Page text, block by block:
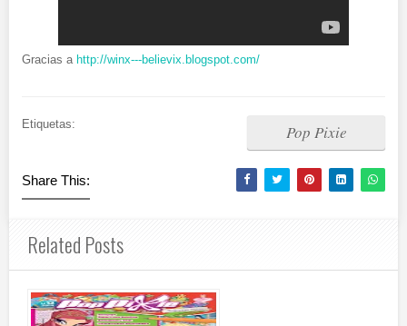
Gracias a http://winx---believix.blogspot.com/
Etiquetas: Pop Pixie
Share This:
Related Posts